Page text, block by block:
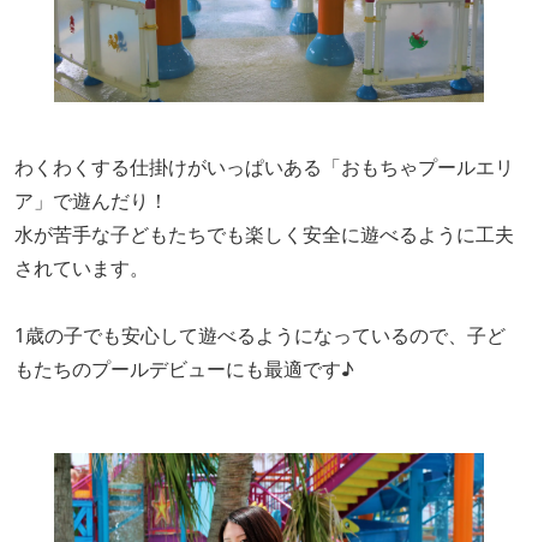
わくわくする仕掛けがいっぱいある「おもちゃプールエリ
ア」で遊んだり！
水が苦手な子どもたちでも楽しく安全に遊べるように工夫
されています。
1歳の子でも安心して遊べるようになっているので、子ど
もたちのプールデビューにも最適です♪